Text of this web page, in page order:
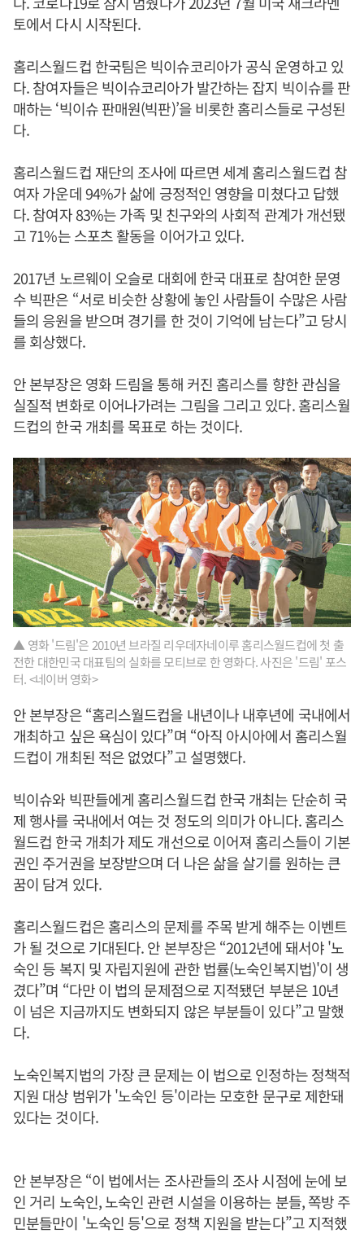
토에서 다시 시작된다.
홈리스월드컵 한국팀은 빅이슈코리아가 공식 운영하고 있
다. 참여자들은 빅이슈코리아가 발간하는 잡지 빅이슈를 판
매하는 ‘빅이슈 판매원(빅판)’을 비롯한 홈리스들로 구성된
다.
홈리스월드컵 재단의 조사에 따르면 세계 홈리스월드컵 참
여자 가운데 94%가 삶에 긍정적인 영향을 미쳤다고 답했
다. 참여자 83%는 가족 및 친구와의 사회적 관계가 개선됐
고 71%는 스포츠 활동을 이어가고 있다.
2017년 노르웨이 오슬로 대회에 한국 대표로 참여한 문영
수 빅판은 “서로 비슷한 상황에 놓인 사람들이 수많은 사람
들의 응원을 받으며 경기를 한 것이 기억에 남는다”고 당시
를 회상했다.
안 본부장은 영화 드림을 통해 커진 홈리스를 향한 관심을
실질적 변화로 이어나가려는 그림을 그리고 있다. 홈리스월
드컵의 한국 개최를 목표로 하는 것이다.
▲ 영화 '드림'은 2010년 브라질 리우데자네이루 홈리스월드컵에 첫 출
전한 대한민국 대표팀의 실화를 모티브로 한 영화다. 사진은 '드림' 포스
터. <네이버 영화>
안 본부장은 “홈리스월드컵을 내년이나 내후년에 국내에서
개최하고 싶은 욕심이 있다”며 “아직 아시아에서 홈리스월
드컵이 개최된 적은 없었다”고 설명했다.
빅이슈와 빅판들에게 홈리스월드컵 한국 개최는 단순히 국
제 행사를 국내에서 여는 것 정도의 의미가 아니다. 홈리스
월드컵 한국 개최가 제도 개선으로 이어져 홈리스들이 기본
권인 주거권을 보장받으며 더 나은 삶을 살기를 원하는 큰
꿈이 담겨 있다.
홈리스월드컵은 홈리스의 문제를 주목 받게 해주는 이벤트
가 될 것으로 기대된다. 안 본부장은 “2012년에 돼서야 '노
숙인 등 복지 및 자립지원에 관한 법률(노숙인복지법)'이 생
겼다”며 “다만 이 법의 문제점으로 지적됐던 부분은 10년
이 넘은 지금까지도 변화되지 않은 부분들이 있다”고 말했
다.
노숙인복지법의 가장 큰 문제는 이 법으로 인정하는 정책적
지원 대상 범위가 '노숙인 등'이라는 모호한 문구로 제한돼
있다는 것이다.
안 본부장은 “이 법에서는 조사관들의 조사 시점에 눈에 보
인 거리 노숙인, 노숙인 관련 시설을 이용하는 분들, 쪽방 주
민분들만이 '노숙인 등'으로 정책 지원을 받는다”고 지적했